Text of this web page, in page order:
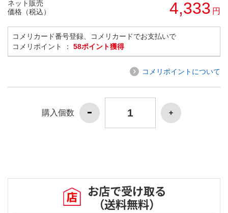
ネット販売
価格（税込）
4,333 円
コメリカード番号登録、コメリカードでお支払いで
コメリポイント ： 58ポイント獲得
コメリポイントについて
購入個数
お店で受け取る
（送料無料）